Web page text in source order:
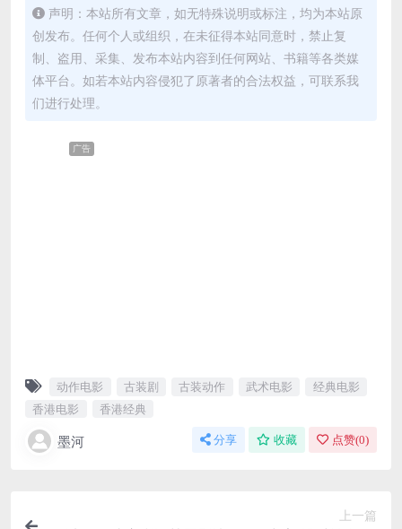
声明：本站所有文章，如无特殊说明或标注，均为本站原
创发布。任何个人或组织，在未征得本站同意时，禁止复
制、盗用、采集、发布本站内容到任何网站、书籍等各类媒
体平台。如若本站内容侵犯了原著者的合法权益，可联系我
们进行处理。
广告
动作电影 古装剧 古装动作 武术电影
经典电影
香港电影
香港经典
墨河 分享 收藏 点赞(0)
上一篇